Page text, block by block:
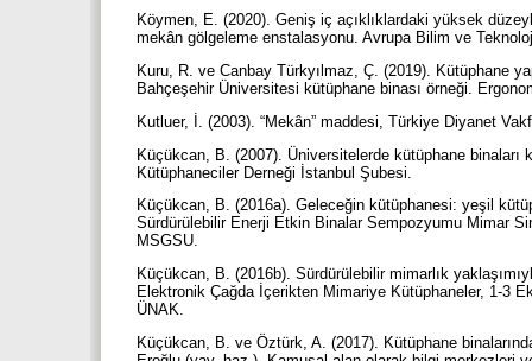
Köymen, E. (2020). Geniş iç açıklıklardaki yüksek
mekân gölgeleme enstalasyonu. Avrupa Bilim ve
Kuru, R. ve Canbay Türkyılmaz, Ç. (2019). Kütüphane
Bahçeşehir Üniversitesi kütüphane binası örneği.
Kutluer, İ. (2003). “Mekân” maddesi, Türkiye Diyanet
Küçükcan, B. (2007). Üniversitelerde kütüphane binaları
Kütüphaneciler Derneği İstanbul Şubesi.
Küçükcan, B. (2016a). Geleceğin kütüphanesi: yeşil
Sürdürülebilir Enerji Etkin Binalar Sempozyumu Mimar
MSGSU.
Küçükcan, B. (2016b). Sürdürülebilir mimarlık
Elektronik Çağda İçerikten Mimariye Kütüphaneler, 1-3
ÜNAK.
Küçükcan, B. ve Öztürk, A. (2017). Kütüphane